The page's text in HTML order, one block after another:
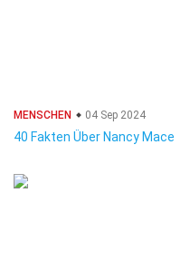
MENSCHEN 04 Sep 2024
40 Fakten Über Nancy Mace